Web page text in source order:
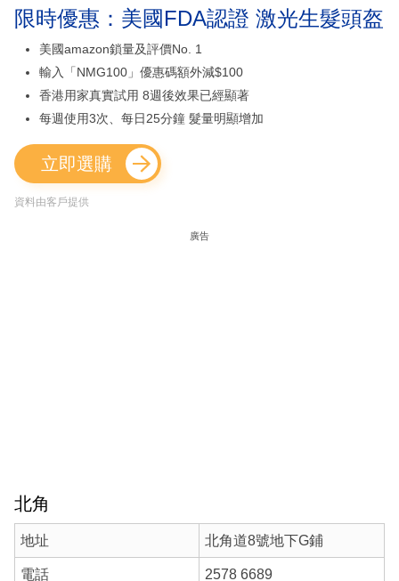
限時優惠：美國FDA認證 激光生髮頭盔
美國amazon鎖量及評價No. 1
輸入「NMG100」優惠碼額外減$100
香港用家真實試用 8週後效果已經顯著
每週使用3次、每日25分鐘 髮量明顯增加
立即選購
資料由客戶提供
廣告
北角
地址 北角道8號地下G鋪
電話 2578 6689